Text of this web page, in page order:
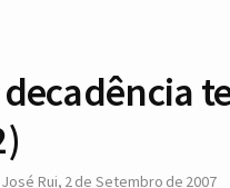
decadência
José Rui, 2 de Setembro de 2007